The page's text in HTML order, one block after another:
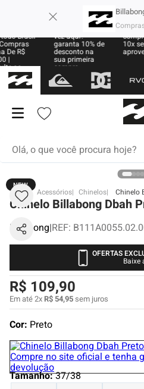
Brasil
De R$
|
as
Sua primeira
vez aqui?
garanta 10% de
desconto na
sua primeira
compra
10x
NEW
BB Acessórios Chinelos Chinelo
Chinelo Billabong Dbah
Billabong|REF:
OFERTAS
Baixe
R$ 109,90
Em até2xR$ 54,95sem juros
Cor: Preto
Tamanho:37/38
termos mais buscados
1º
moletom
2º
regata
boardshort
4º
boné
5º
camiseta
6º
bermuda
8º
carteira
9º
mochila